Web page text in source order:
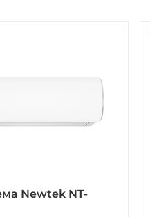
Newtek NT-